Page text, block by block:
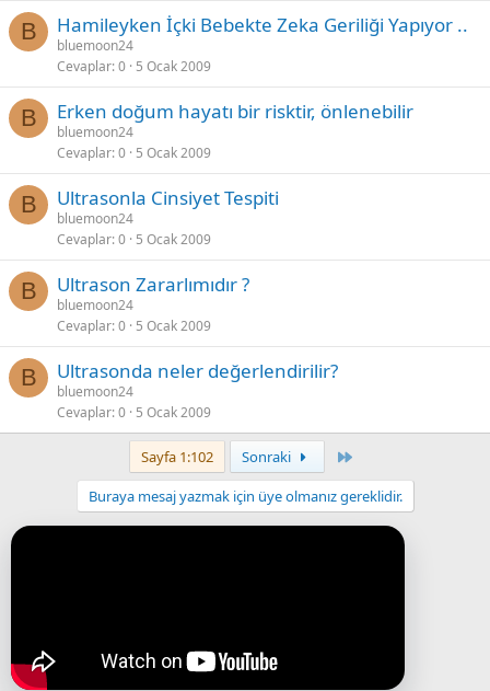
B Hamileyken İçki Bebekte Zeka Geriliği Yapıyor ..
bluemoon24
Cevaplar 0 5 Ocak 2009
B Erken doğum hayatı bir risktir, önlenebilir
bluemoon24
Cevaplar 0 5 Ocak 2009
B Ultrasonla Cinsiyet Tespiti
bluemoon24
Cevaplar 0 5 Ocak 2009
B Ultrason Zararlımıdır ?
bluemoon24
Cevaplar 0 5 Ocak 2009
B Ultrasonda neler değerlendirilir?
bluemoon24
Cevaplar 0 5 Ocak 2009
Sayfa 1:102 Sonraki
Buraya mesaj yazmak için üye olmanız gereklidir.